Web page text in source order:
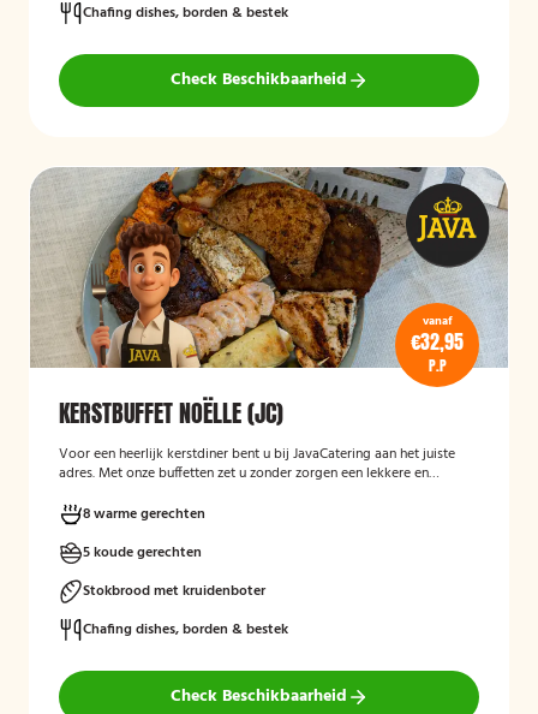
Chafing dishes, borden & bestek
Check Beschikbaarheid
vanaf
€32,95
P.P
KERSTBUFFET NOËLLE (JC)
Voor een heerlijk kerstdiner bent u bij JavaCatering aan het juiste
adres. Met onze buffetten zet u zonder zorgen een lekkere en
(26 december), komen wij op 26 december gekoeld bij u bezorgen.
8 warme gerechten
5 koude gerechten
Stokbrood met kruidenboter
Chafing dishes, borden & bestek
Check Beschikbaarheid